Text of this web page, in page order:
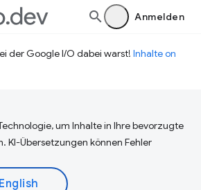
Anmelden
der Google I/O dabei warst! Inhalte on
um Inhalte in Ihre bevorzugte
KI-Übersetzungen können Fehler